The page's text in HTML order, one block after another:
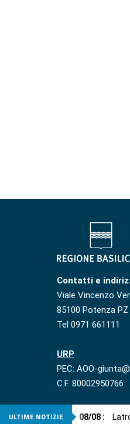
Contatti e
Viale Vincenzo
85100 Potenza PZ
Tel 0971 661111
URP
PEC: AOO-
C.F. 80002950766
ULTIME NOTIZIE 08/08 :